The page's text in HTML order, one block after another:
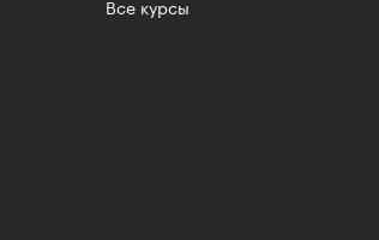
Все курсы